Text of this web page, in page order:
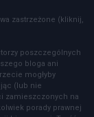
zastrzeżone (kliknij,
poszczególnych
bloga ani
mogłyby
(lub nie
zamieszczonych na
porady prawnej